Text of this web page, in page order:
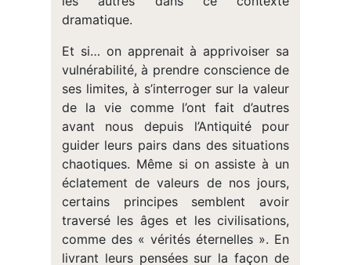
dramatique.
Et si… on apprenait à apprivoiser sa
vulnérabilité, à prendre conscience de
ses limites, à s’interroger sur la valeur
de la vie comme l’ont fait d’autres
avant nous depuis l’Antiquité pour
guider leurs pairs dans des situations
chaotiques. Même si on assiste à un
éclatement de valeurs de nos jours,
certains principes semblent avoir
traversé les âges et les civilisations,
comme des « vérités éternelles ». En
livrant leurs pensées sur la façon de